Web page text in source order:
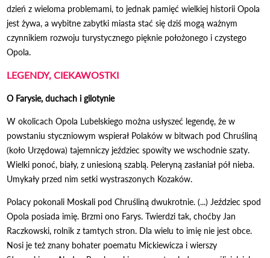
dzień z wieloma problemami, to jednak pamięć wielkiej historii Opola
jest żywa, a wybitne zabytki miasta stać się dziś mogą ważnym
czynnikiem rozwoju turystycznego pięknie położonego i czystego
Opola.
LEGENDY, CIEKAWOSTKI
O Farysie, duchach i gilotynie
W okolicach Opola Lubelskiego można usłyszeć legendę, że w
powstaniu styczniowym wspierał Polaków w bitwach pod Chruśliną
(koło Urzędowa) tajemniczy jeździec spowity we wschodnie szaty.
Wielki ponoć, biały, z uniesioną szablą. Peleryną zasłaniał pół nieba.
Umykały przed nim setki wystraszonych Kozaków.
Polacy pokonali Moskali pod Chruśliną dwukrotnie. (...) Jeździec spod
Opola posiada imię. Brzmi ono Farys. Twierdzi tak, choćby Jan
Raczkowski, rolnik z tamtych stron. Dla wielu to imię nie jest obce.
Nosi je też znany bohater poematu Mickiewicza i wierszy